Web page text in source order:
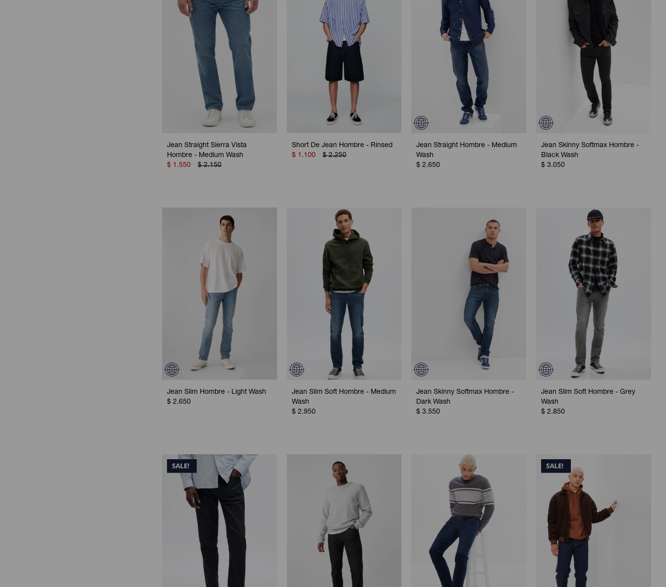
Jean Straight Sierra Vista
Hombre - Medium Wash
$ 1.550 $ 2.150
Short De Jean Hombre - Rinsed
$ 1.100 $ 2.250
Jean Straight Hombre - Medium
Wash
$ 2.650
Jean Skinny Softmax Hombre -
Black Wash
$ 3.050
Jean Slim Hombre - Light Wash
$ 2.650
Jean Slim Soft Hombre - Medium
Wash
$ 2.950
Jean Skinny Softmax Hombre -
Dark Wash
$ 3.550
Jean Slim Soft Hombre - Grey
Wash
$ 2.850